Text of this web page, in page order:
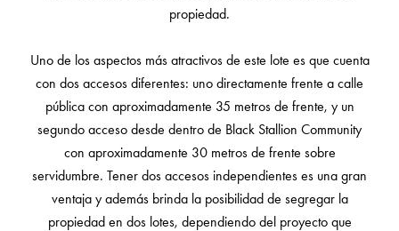
propiedad.
Uno de los aspectos más atractivos de este lote es que cuenta
con dos accesos diferentes: uno directamente frente a calle
pública con aproximadamente 35 metros de frente, y un
segundo acceso desde dentro de Black Stallion Community
con aproximadamente 30 metros de frente sobre
servidumbre. Tener dos accesos independientes es una gran
ventaja y además brinda la posibilidad de segregar la
propiedad en dos lotes, dependiendo del proyecto que